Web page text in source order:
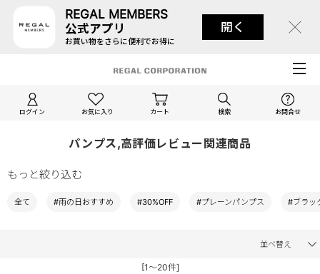
REGAL MEMBERS
公式アプリ
お買い物をさらに便利でお得に
開く
ログイン お気に入り カート 検索 お問合せ
パンプス,高評価レビュー関連商品
もっと絞り込む
全て #雨の日おすすめ #30%OFF #プレーンパンプス #ブラッ
並べ替え
[1～20件]